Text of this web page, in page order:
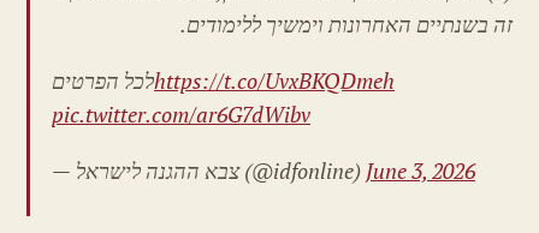
זה בשנתיים האחרונות וימשיך ללימודים.
לכל הפרטיםhttps://t.co/UvxBKQDmeh
pic.twitter.com/ar6G7dWibv
— צבא ההגנה לישראל (@idfonline) June 3, 2026